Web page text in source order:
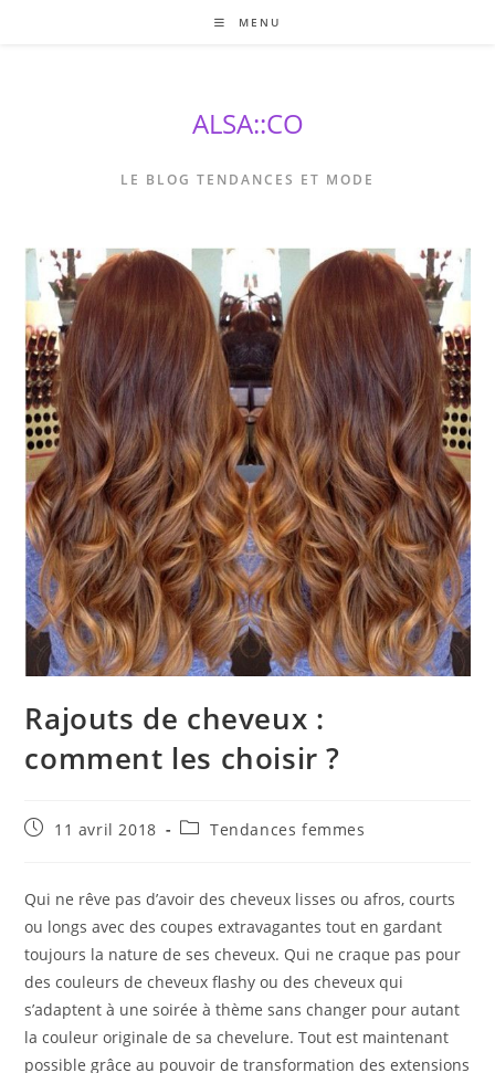
MENU
ALSA::CO
LE BLOG TENDANCES ET MODE
Rajouts de cheveux :
comment les choisir ?
Publication
11 avril 2018
PostTendances femmes
Qui ne rêve pas d’avoir des cheveux lisses ou afros, courts
ou longs avec des coupes extravagantes tout en gardant
toujours la nature de ses cheveux. Qui ne craque pas pour
des couleurs de cheveux flashy ou des cheveux qui
s’adaptent à une soirée à thème sans changer pour autant
la couleur originale de sa chevelure. Tout est maintenant
possible grâce au pouvoir de transformation des extensions